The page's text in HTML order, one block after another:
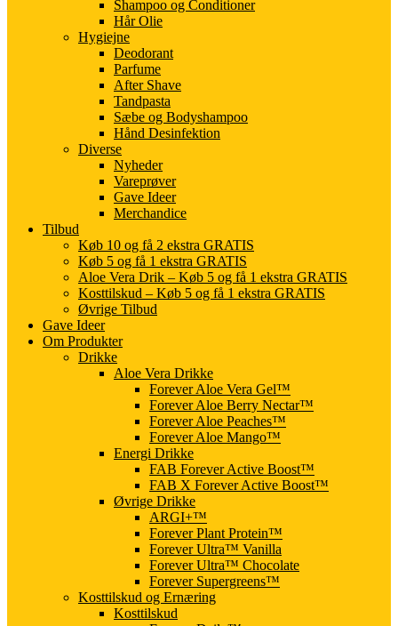
Shampoo og Conditioner
Hår Olie
Hygiejne
Deodorant
Parfume
After Shave
Tandpasta
Sæbe og Bodyshampoo
Hånd Desinfektion
Diverse
Nyheder
Vareprøver
Gave Ideer
Merchandice
Tilbud
Køb 10 og få 2 ekstra GRATIS
Køb 5 og få 1 ekstra GRATIS
Aloe Vera Drik – Køb 5 og få 1 ekstra GRATIS
Kosttilskud – Køb 5 og få 1 ekstra GRATIS
Øvrige Tilbud
Gave Ideer
Om Produkter
Drikke
Aloe Vera Drikke
Forever Aloe Vera Gel™
Forever Aloe Berry Nectar™
Forever Aloe Peaches™
Forever Aloe Mango™
Energi Drikke
FAB Forever Active Boost™
FAB X Forever Active Boost™
Øvrige Drikke
ARGI+™
Forever Plant Protein™
Forever Ultra™ Vanilla
Forever Ultra™ Chocolate
Forever Supergreens™
Kosttilskud og Ernæring
Kosttilskud